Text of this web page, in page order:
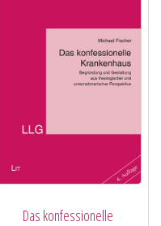
Das konfessionelle